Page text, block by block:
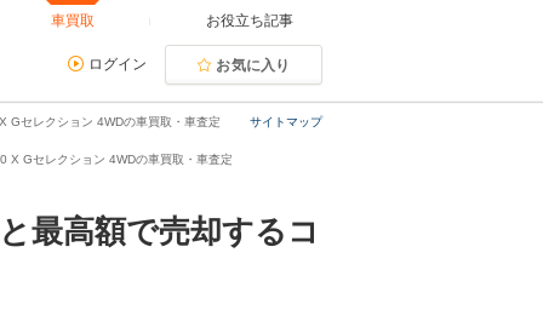
車買取 お役立ち記事
ログイン お気に入り
サイトマップ
Gセレクション 4WDの車買取・車査定
X Gセレクション 4WDの車買取・車査定
最高額で売却するコ